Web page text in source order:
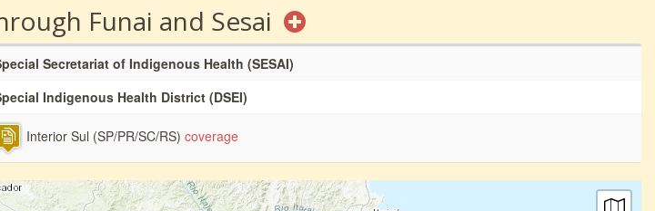
Funai and Sesai
Secretariat of Indigenous Health (SESAI)
Indigenous Health District (DSEI)
Interior Sul (SP/PR/SC/RS) coverage